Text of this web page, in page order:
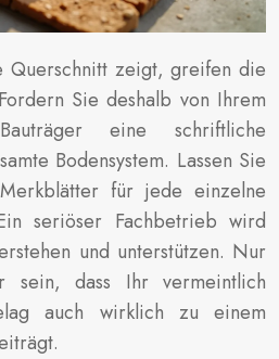
zeigt, greifen die
Sie deshalb von Ihrem
eine schriftliche
Bodensystem. Lassen Sie
für jede einzelne
seriöser Fachbetrieb wird
und unterstützen. Nur
sein, dass Ihr vermeintlich
auch wirklich zu einem